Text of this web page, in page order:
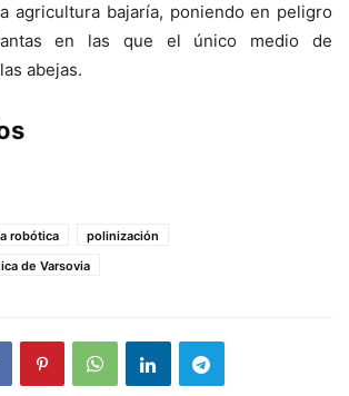
agricultura bajaría, poniendo en peligro
en las que el único medio de
abejas.
robótica
polinización
de Varsovia